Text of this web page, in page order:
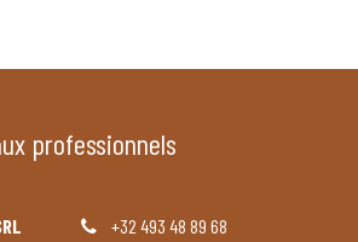
professionnels
+32 493 48 89 68